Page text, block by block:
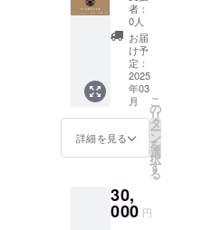
原”宇喜
多の陣
の玄関
内に掲
示致し
ます。
掲載期
間：
2026年
4月1日
く限り
掲載 掲
（甲冑
館、兵
糧、陣
屋、イ
ベント
参加費
等）す
べての
お代が
10％オ
フにな
ンズ
カード
（ご支
者：
0人
お届
け予
定：
2025
年03
月
詳細を見る
こ
の
リ
タ
ー
ン
を
選
択
す
る
30,
000 円